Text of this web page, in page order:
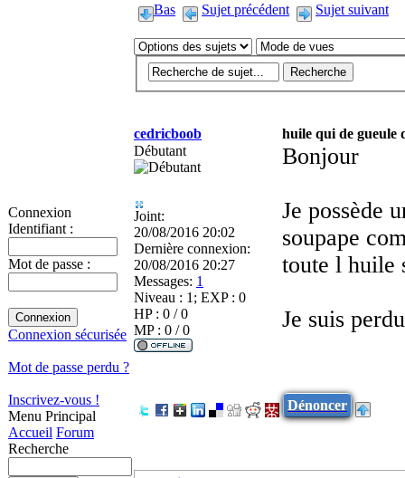
Connexion
Identifiant :
Mot de passe :
Connexion sécurisée
Mot de passe perdu ?
Inscrivez-vous !
Menu Principal
Accueil Forum
Recherche
Bas Sujet précédent Sujet suivant
cedricboob
huile qui de gueule
Débutant
Joint:
20/08/2016 20:02
Dernière connexion:
20/08/2016 20:27
Messages: 1
Niveau : 1; EXP : 0
HP : 0 / 0
MP : 0 / 0
Bonjour
Je possède
soupape
toute l huile
Je suis
Dénoncer